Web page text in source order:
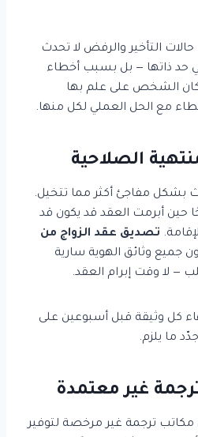
التأخير والرفض لا تحدث
حد ذاتها — بل بسبب أخطاء
الشخص على علم بها
مع الحل العملي لكل منها.
الصلاحية
بشكل مفاجئ أكثر مما تتخيل.
حين أبرمت العقد قد يكون قد
تصديق عقد الزواج من
جميع وثائق الهوية سارية
— لا وقت إبرام العقد.
كل وثيقة قبل أسبوعين على
ما يلزم.
غير معتمدة
مكاتب ترجمة غير مرخصة لتوفير